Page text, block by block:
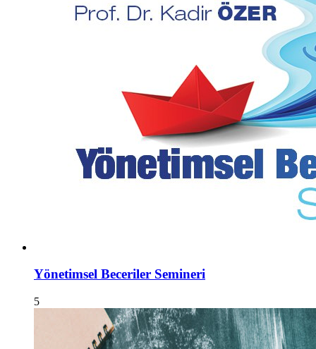
Yönetimsel Beceriler Semineri
5